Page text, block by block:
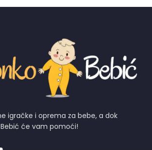
igračke i oprema za bebe, a dok
će vam pomoći!